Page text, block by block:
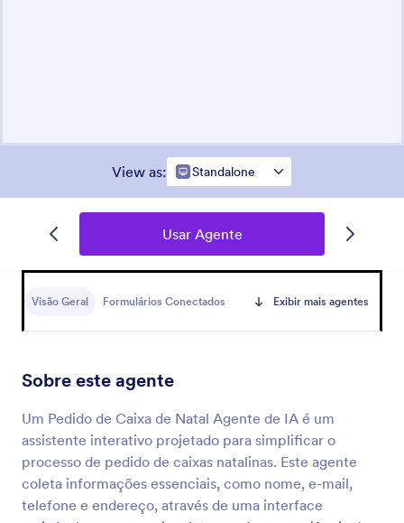
View as: Standalone
Usar Agente
Visão Geral Formulários Conectados Exibir mais agentes
Sobre este agente
Um Pedido de Caixa de Natal Agente de IA é um
assistente interativo projetado para simplificar o
processo de pedido de caixas natalinas. Este agente
coleta informações essenciais, como nome, e-mail,
telefone e endereço, através de uma interface